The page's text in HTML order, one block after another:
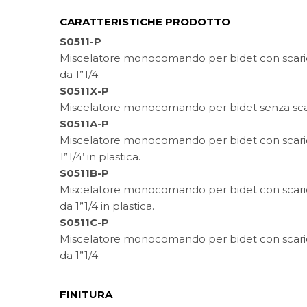
CARATTERISTICHE PRODOTTO
S0511-P
Miscelatore monocomando per bidet con
da 1”1/4.
S0511X-P
Miscelatore monocomando per bidet senza
S0511A-P
Miscelatore monocomando per bidet con
1”1/4’ in plastica.
S0511B-P
Miscelatore monocomando per bidet con
da 1”1/4 in plastica.
S0511C-P
Miscelatore monocomando per bidet con
da 1”1/4.
FINITURA